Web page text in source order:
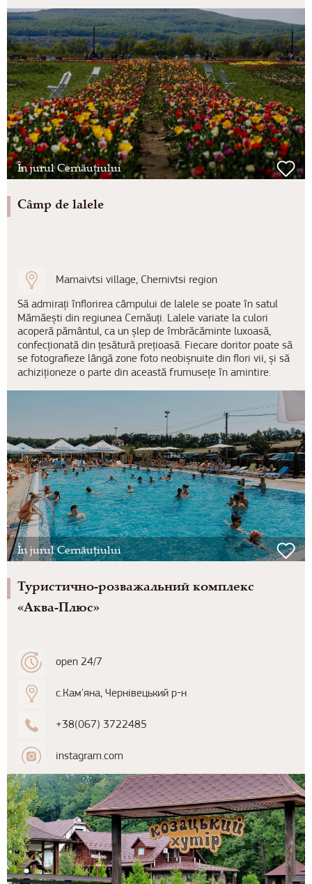
În jurul Cernăuțiului
Câmp de lalele
Mamaivtsi village, Chernivtsi region
Să admirați înflorirea câmpului de lalele se poate în satul
Mămăești din regiunea Cernăuți. Lalele variate la culori
acoperă pământul, ca un șlep de îmbrăcăminte luxoasă,
confecționată din țesătură prețioasă. Fiecare doritor poate să
se fotografieze lângă zone foto neobișnuite din flori vii, și să
achiziționeze o parte din această frumusețe în amintire.
În jurul Cernăuțiului
Туристично-розважальний комплекс
«Аква-Плюс»
open 24/7
с.Кам'яна, Чернівецький р-н
+38(067) 3722485
instagram.com